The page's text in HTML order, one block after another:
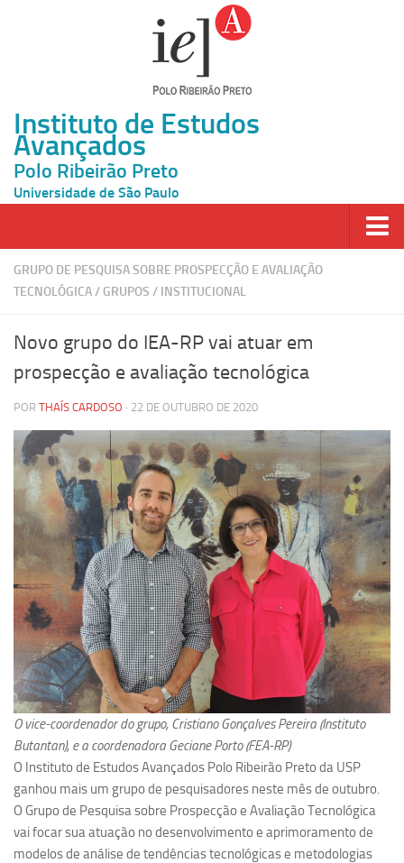
Instituto de Estudos
Avançados
Polo Ribeirão Preto
Universidade de São Paulo
Página Inicial
Ao vivo
Inscrição
Atividades
Cátedras
Pesquisa
Grupos de Estudo
Carreira Docente de Impacto
Ciência, Arte, Educação e Sociedade: CienArtES
Grupo de Estudos Avançados em Tecnologia e Informação
em Saúde com foco em Populações Vulneráveis
(Confluencia)
Grupos de estudo encerrados
Grupos de Pesquisa
Criminologia Experimental e Segurança Pública
Direito e Tecnologia (Tech Law)
Grupo de Pesquisa GPUBLIC – Centro de Estudos em Gestão
e Políticas Públicas Contemporâneas
Grupos de pesquisa encerrados
Ano Sabático
Daniel Domingues dos Santos
GRUPO DE PESQUISA SOBRE PROSPECÇÃO E AVALIAÇÃO
TECNOLÓGICA/ GRUPOS / INSTITUCIONAL
Novo grupo do IEA-RP vai atuar em
prospecção e avaliação tecnológica
POR THAÍS CARDOSO · 22 DE OUTUBRO DE 2020
O vice-coordenador do grupo, Cristiano Gonçalves Pereira (Instituto
Butantan), e a coordenadora Geciane Porto (FEA-RP)
O Instituto de Estudos Avançados Polo Ribeirão Preto da USP
ganhou mais um grupo de pesquisadores neste mês de outubro.
O Grupo de Pesquisa sobre Prospecção e Avaliação Tecnológica
vai focar sua atuação no desenvolvimento e aprimoramento de
modelos de análise de tendências tecnológicas e metodologias